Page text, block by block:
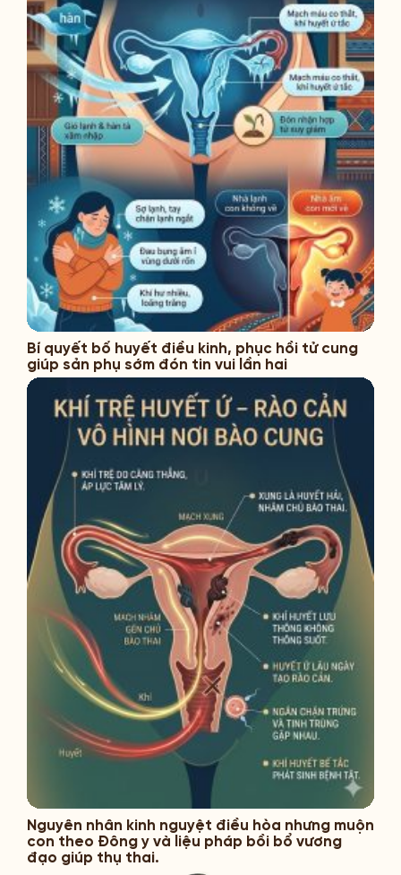
Bí quyết bổ huyết điều kinh, phục hồi tử cung
giúp sản phụ sớm đón tin vui lần hai
Nguyên nhân kinh nguyệt điều hòa nhưng muộn
con theo Đông y và liệu pháp bồi bổ vương
đạo giúp thụ thai.